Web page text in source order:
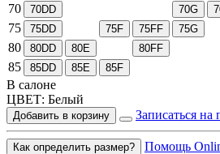
70 70DD 70G
75 75DD 75F 75FF 75G
80 80DD 80E 80FF
85 85DD 85E 85F
В салоне
ЦВЕТ: Белый
Добавить в корзину Записаться на
Как определить размер?
Помощь